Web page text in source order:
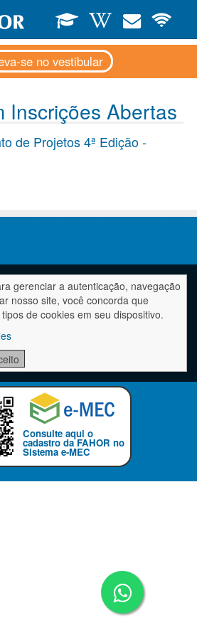
gerenciar a autenticação, navegação
nosso site, você concorda que
de cookies em seu dispositivo.
se no vestibular
Inscrições Abertas
de Projetos 4ª Edição -
- FACULDADE HORIZONTINA
Schneider: Avenida dos Ipês, 565.
Rua Buricá, 725 - Bairro Centro.
/ RS. CEP 98920-000
até 17h30min - 19h até 23h (seg./sex.)
7750 - fahor@fahor.com.br
Consulte aqui o
cadastro da FAHOR no
Sistema e-MEC